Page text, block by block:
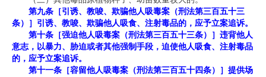
第九条［引诱、教唆、欺骗他人吸毒案（刑法第三百五十三
条）］引诱、教唆、欺骗他人吸食、注射毒品的，应予立案追诉。
第十条［强迫他人吸毒案（刑法第三百五十三条）］违背他人
意志，以暴力、胁迫或者其他强制手段，迫使他人吸食、注射毒品
的，应予立案追诉。
第十一条［容留他人吸毒案（刑法第三百五十四条）］提供场